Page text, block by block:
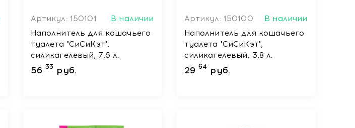
Артикул: 150101
В наличии
Наполнитель для кошачьего
туалета "СиСиКэт",
силикагелевый, 7,6 л.
56 33 руб.
Артикул: 150100
В наличии
Наполнитель для кошачьего
туалета "СиСиКэт",
силикагелевый, 3,8 л.
29 64 руб.